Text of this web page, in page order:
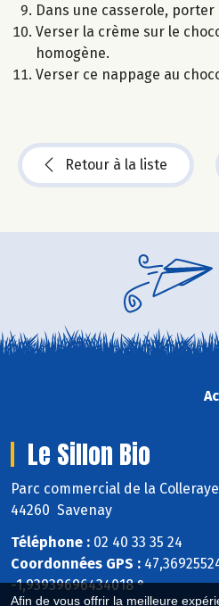
Afin de vous offrir la meilleure
Dans une casserole,
Verser la crème sur le
homogène.
Verser ce nappage au
Retour à la liste
Le Sillon Bio
Parc commercial de la Colleraye
44260 Savenay
Téléphone : 02 40 33 35 24
Coordonnées GPS :
-1,93939696434018 °